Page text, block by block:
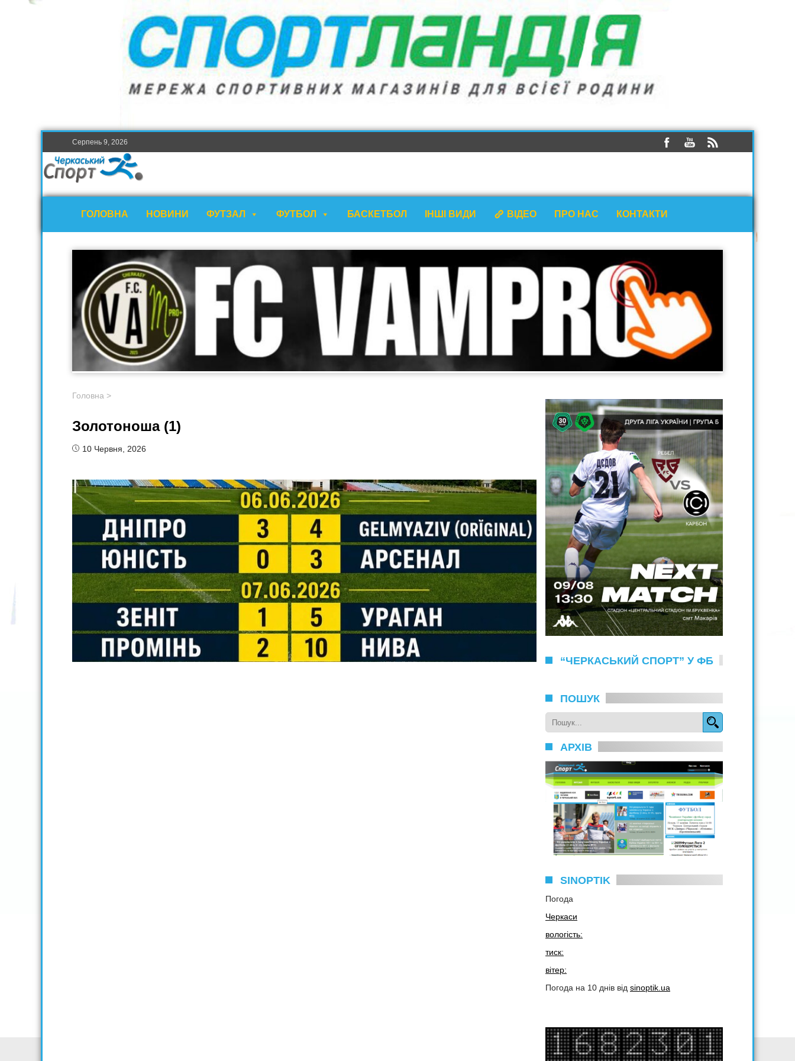
Серпень 9, 2026
ГОЛОВНА НОВИНИ ФУТЗАЛ ФУТБОЛ БАСКЕТБОЛ ІНШІ ВИДИ ВІДЕО ПРО НАС КОНТАКТИ
Головна >
Золотоноша (1)
10 Червня, 2026
“ЧЕРКАСЬКИЙ СПОРТ” У ФБ
ПОШУК
АРХІВ
SINOPTIK
Погода
Черкаси
вологість:
тиск:
вітер:
Погода на 10 днів від sinoptik.ua